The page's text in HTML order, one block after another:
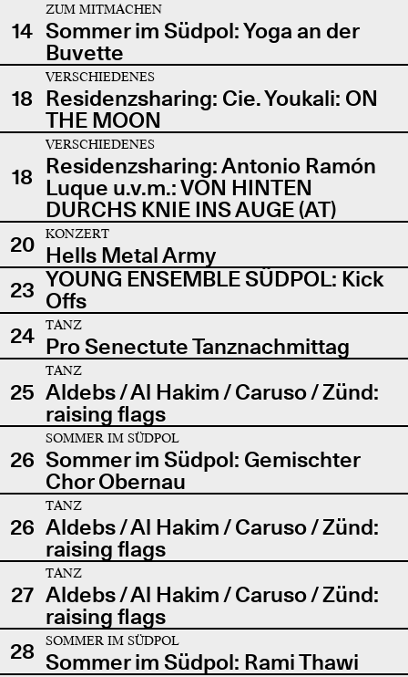
14
ZUM MITMACHEN
Sommer im Südpol: Yoga an der
Buvette
18
VERSCHIEDENES
Residenzsharing: Cie. Youkali: ON
THE MOON
18
VERSCHIEDENES
Residenzsharing: Antonio Ramón
Luque u.v.m.: VON HINTEN
DURCHS KNIE INS AUGE (AT)
20
KONZERT
Hells Metal Army
23 YOUNG ENSEMBLE SÜDPOL: Kick
Offs
24
TANZ
Pro Senectute Tanznachmittag
25
TANZ
Aldebs / Al Hakim / Caruso / Zünd:
raising flags
26
SOMMER IM SÜDPOL
Sommer im Südpol: Gemischter
Chor Obernau
26
TANZ
Aldebs / Al Hakim / Caruso / Zünd:
raising flags
27
TANZ
Aldebs / Al Hakim / Caruso / Zünd:
raising flags
28
SOMMER IM SÜDPOL
Sommer im Südpol: Rami Thawi